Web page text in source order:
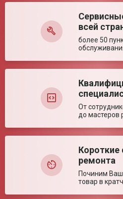
размер удобны
всей
более 50
От
до мастеров
Короткие
ремонта
Починим
товар в